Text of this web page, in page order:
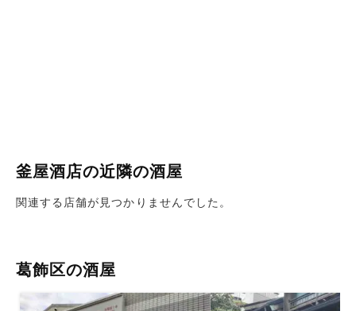
釜屋酒店の近隣の酒屋
関連する店舗が見つかりませんでした。
葛飾区の酒屋